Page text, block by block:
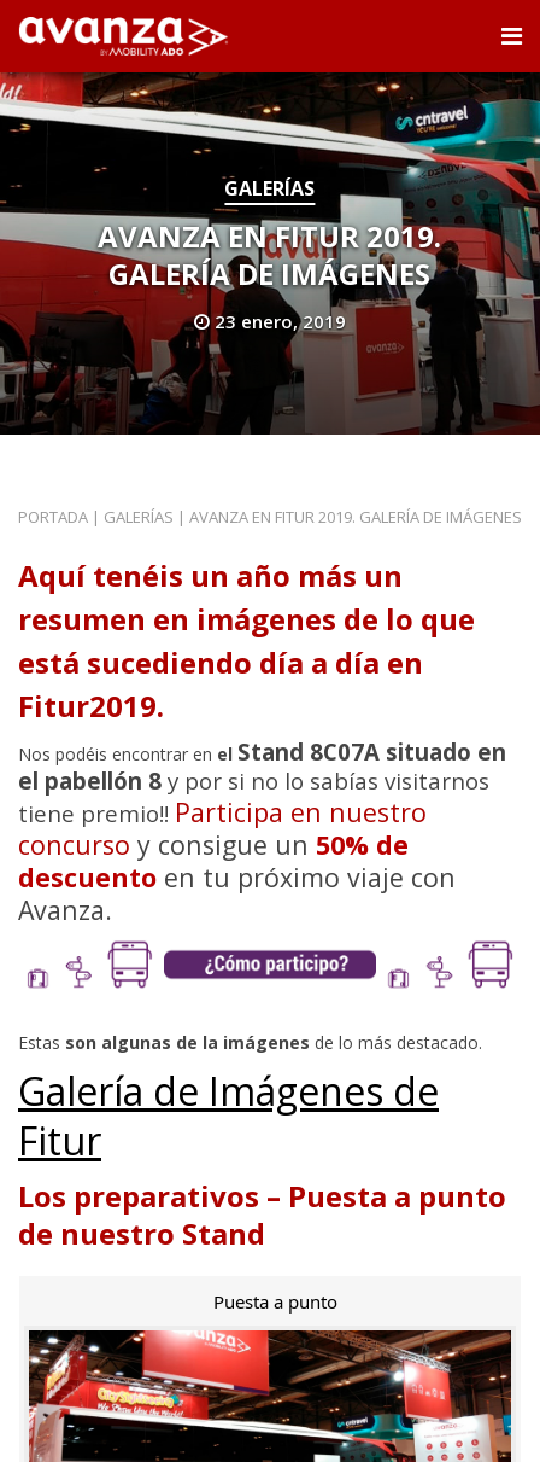
GALERÍAS
AVANZA EN FITUR 2019.
GALERÍA DE IMÁGENES
23 enero, 2019
PORTADA | GALERÍAS | AVANZA EN FITUR 2019. GALERÍA DE IMÁGENES
Aquí tenéis un año más un
resumen en imágenes de lo que
está sucediendo día a día en
Fitur2019.
Nos podéis encontrar en el Stand 8C07A situado en
el pabellón 8 y por si no lo sabías visitarnos
tiene premio!! Participa en nuestro
concurso y consigue un 50% de
descuento en tu próximo viaje con
Avanza.
Estas son algunas de la imágenes de lo más destacado.
Galería de Imágenes de
Fitur
Los preparativos – Puesta a punto
de nuestro Stand
Puesta a punto